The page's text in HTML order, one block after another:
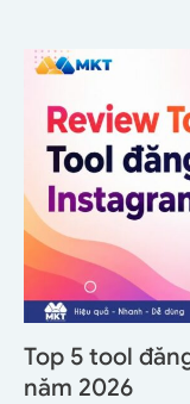
Top 5 tool
năm 2026